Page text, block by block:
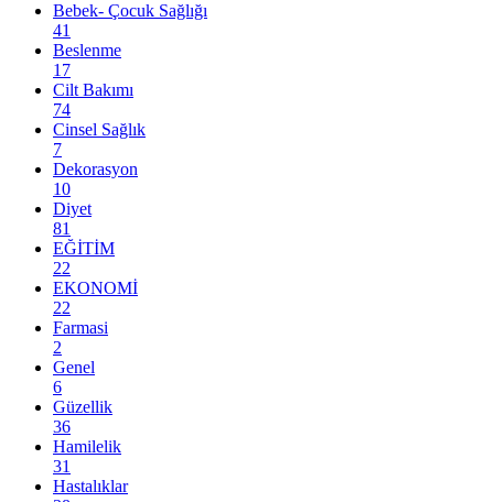
Bebek- Çocuk Sağlığı
41
Beslenme
17
Cilt Bakımı
74
Cinsel Sağlık
7
Dekorasyon
10
Diyet
81
EĞİTİM
22
EKONOMİ
22
Farmasi
2
Genel
6
Güzellik
36
Hamilelik
31
Hastalıklar